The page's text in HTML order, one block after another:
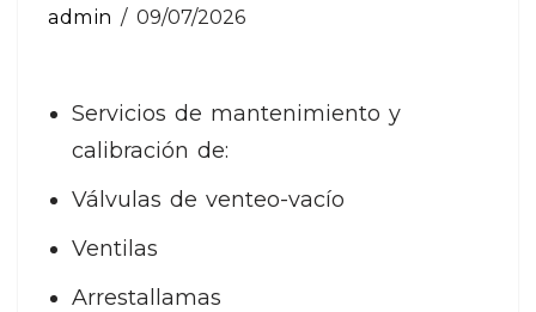
admin
09/07/2026
Servicios de mantenimiento y
calibración de:
Válvulas de venteo-vacío
Ventilas
Arrestallamas